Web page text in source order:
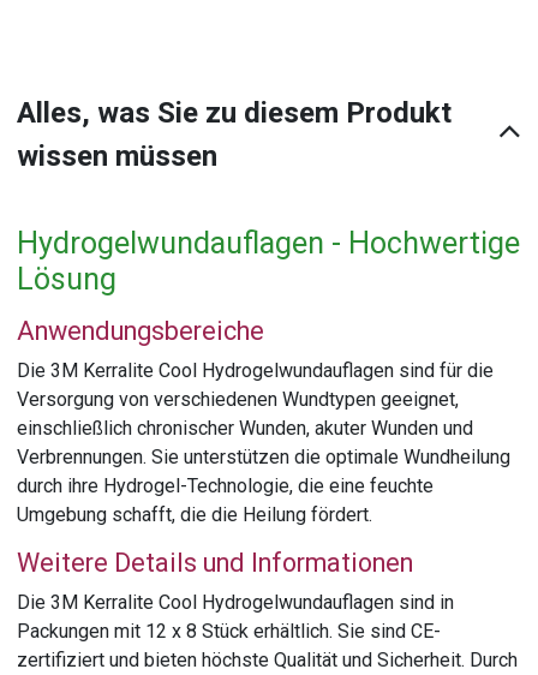
Alles, was Sie zu diesem Produkt
wissen müssen
Hydrogelwundauflagen - Hochwertige
Lösung
Anwendungsbereiche
Die 3M Kerralite Cool Hydrogelwundauflagen sind für die
Versorgung von verschiedenen Wundtypen geeignet,
einschließlich chronischer Wunden, akuter Wunden und
Verbrennungen. Sie unterstützen die optimale Wundheilung
durch ihre Hydrogel-Technologie, die eine feuchte
Umgebung schafft, die die Heilung fördert.
Weitere Details und Informationen
Die 3M Kerralite Cool Hydrogelwundauflagen sind in
Packungen mit 12 x 8 Stück erhältlich. Sie sind CE-
zertifiziert und bieten höchste Qualität und Sicherheit. Durch